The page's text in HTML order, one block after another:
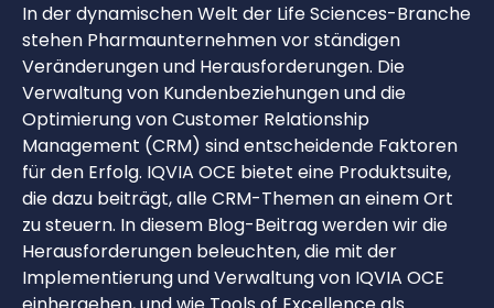
In der dynamischen Welt der Life Sciences-Branche
stehen Pharmaunternehmen vor ständigen
Veränderungen und Herausforderungen. Die
Verwaltung von Kundenbeziehungen und die
Optimierung von Customer Relationship
Management (CRM) sind entscheidende Faktoren
für den Erfolg. IQVIA OCE bietet eine Produktsuite,
die dazu beiträgt, alle CRM-Themen an einem Ort
zu steuern. In diesem Blog-Beitrag werden wir die
Herausforderungen beleuchten, die mit der
Implementierung und Verwaltung von IQVIA OCE